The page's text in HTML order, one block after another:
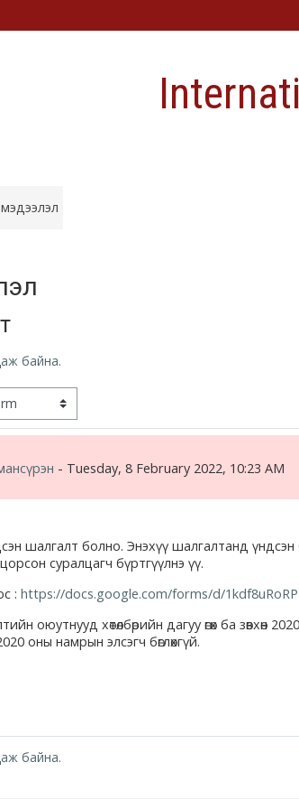
байна.
- Tuesday, 8 February 2022, 10:23 AM
шалгалт болно. Энэхүү шалгалтанд
суралцагч бүртгүүлнэ үү.
: https://docs.google.com/forms/d/
оюутнууд хөтөлбөрийн дагуу өгөх ба
2020 оны намрын элсэгч бөглөхгүй.
байна.